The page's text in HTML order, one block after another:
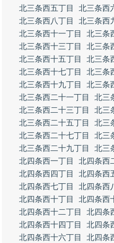
北三条西五丁目
北三条西
北三条西八丁目
北三条西
北三条西十一丁目
北三条
北三条西十三丁目
北三条
北三条西十五丁目
北三条
北三条西十七丁目
北三条
北三条西十九丁目
北三条
北三条西二十一丁目
北三
北三条西二十三丁目
北三
北三条西二十五丁目
北三
北三条西二十七丁目
北三
北三条西二十九丁目
北三
北四条西一丁目
北四条西
北四条西四丁目
北四条西
北四条西七丁目
北四条西
北四条西十丁目
北四条西
北四条西十二丁目
北四条
北四条西十四丁目
北四条
北四条西十六丁目
北四条